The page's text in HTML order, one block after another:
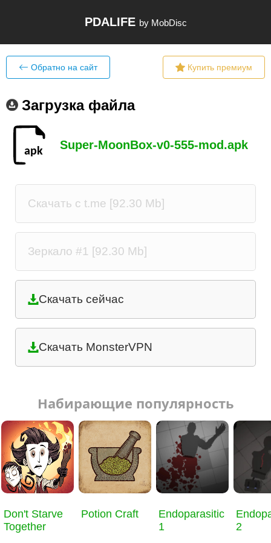
PDALIFE by MobDisc
Обратно на сайт Купить премиум
Загрузка файла
Super-MoonBox-v0-555-mod.apk
Скачать c t.me [92.30 Mb]
Зеркало #1 [92.30 Mb]
Скачать сейчас
Скачать MonsterVPN
Набирающие популярность
Don't Starve
Together
Potion Craft
Endoparasitic
1
2